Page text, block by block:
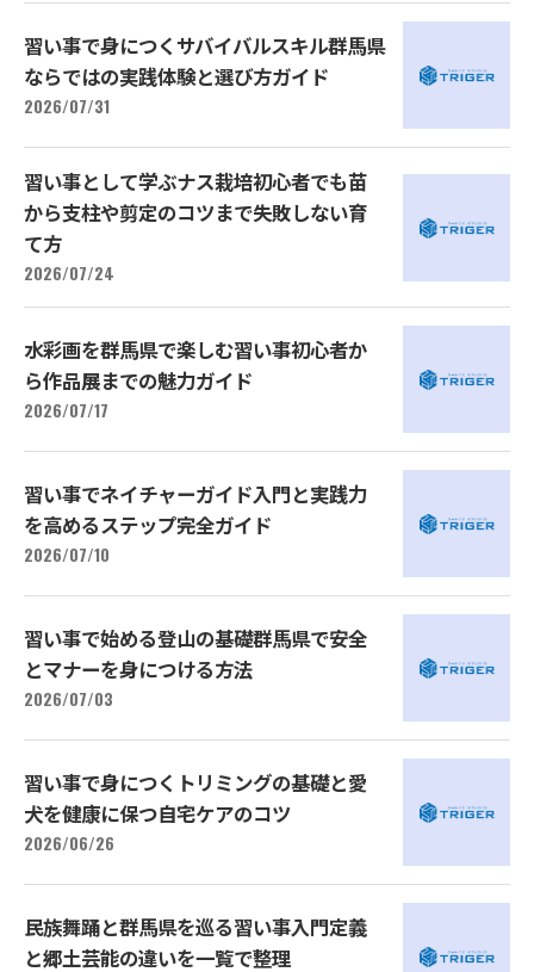
習い事で身につくサバイバルスキル群馬県
ならではの実践体験と選び方ガイド
2026/07/31
習い事として学ぶナス栽培初心者でも苗
から支柱や剪定のコツまで失敗しない育
て方
2026/07/24
水彩画を群馬県で楽しむ習い事初心者か
ら作品展までの魅力ガイド
2026/07/17
習い事でネイチャーガイド入門と実践力
を高めるステップ完全ガイド
2026/07/10
習い事で始める登山の基礎群馬県で安全
とマナーを身につける方法
2026/07/03
習い事で身につくトリミングの基礎と愛
犬を健康に保つ自宅ケアのコツ
2026/06/26
民族舞踊と群馬県を巡る習い事入門定義
と郷土芸能の違いを一覧で整理